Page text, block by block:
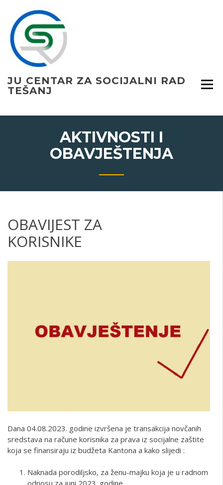
content
JU CENTAR ZA SOCIJALNI RAD
TEŠANJ
AKTIVNOSTI I
OBAVJEŠTENJA
OBAVIJEST ZA
Dana 04.08.2023. godine izvršena je transakcija novčanih
sredstava na račune korisnika za prava iz socijalne zaštite
koja se finansiraju iz budžeta Kantona a kako slijedi :
Naknada porodiljsko, za ženu-majku koja je u radnom